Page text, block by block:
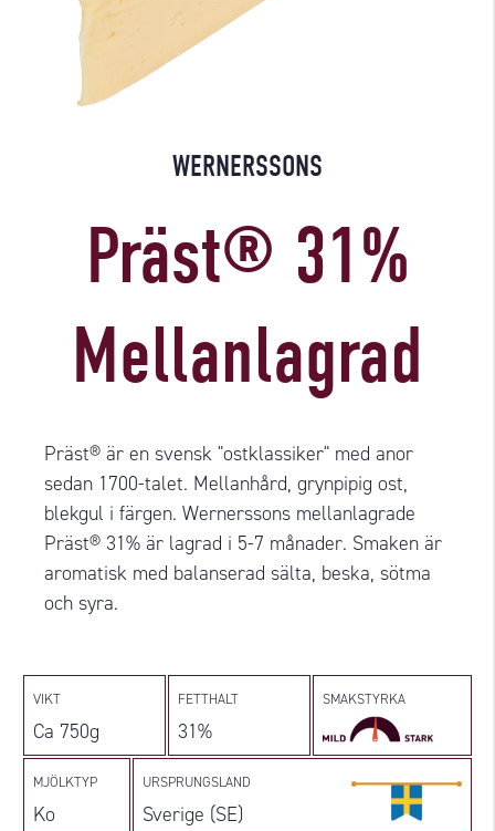
WERNERSSONS
Präst® 31%
Mellanlagrad
Präst® är en svensk "ostklassiker" med anor
sedan 1700-talet. Mellanhård, grynpipig ost,
blekgul i färgen. Wernerssons mellanlagrade
Präst® 31% är lagrad i 5-7 månader. Smaken är
aromatisk med balanserad sälta, beska, sötma
och syra.
VIKT
Ca 750g
FETTHALT
31%
SMAKSTYRKA
MJÖLKTYP
Ko
URSPRUNGSLAND
Sverige (SE)